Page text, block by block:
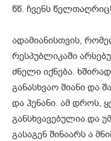
წწ. ჩვენს
ადამიანისთვის,
რესპუბლიკაში
ძნელი იქნება.
განასხვაო შიანი და
და ჰენანი. ამ დროს,
განსხვავებულია და
გასაგენ შინაარს ა